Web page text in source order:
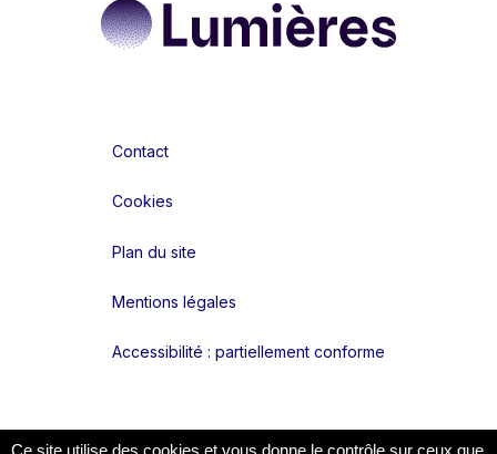
Liens réseaux
Contact
Cookies
Plan du site
Mentions légales
Accessibilité : partiellement conforme
Ce site utilise des cookies et vous donne le contrôle sur ceux que